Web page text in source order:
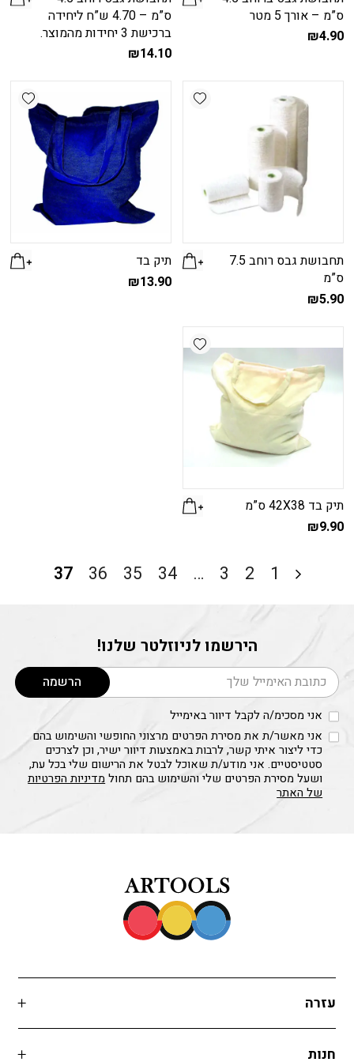
ס”מ – אורך 5 מטר
₪4.90
ס”מ – 4.70 ש”ח ליחידה
ברכישת 3 יחידות מהמוצר.
₪14.10
Add wishlist
תחבושת גבס רוחב 7.5
ס”מ
₪5.90
תיק בד
₪13.90
Add wishlist
תיק בד 42X38 ס”מ
₪9.90
1
2
3
…
34
35
36
37
הירשמו לניוזלטר שלנו!
דוא׳׳ל הרשמה
אני מסכימ/ה לקבל דיוור באימייל
אני מאשר/ת את מסירת הפרטים מרצוני החופשי והשימוש בהם
כדי ליצור איתי קשר, לרבות באמצעות דיוור ישיר, וכן לצרכים
סטטיסטיים. אני מודע/ת שאוכל לבטל את הרישום שלי בכל עת,
ושעל מסירת הפרטים שלי והשימוש בהם תחולמדיניות הפרטיות
של האתר
עזרה
חנות